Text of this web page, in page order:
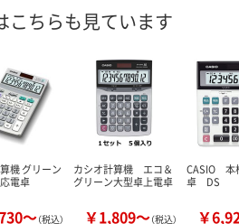
こちらも見ています
機 グリーン
電卓
～（税込）
カシオ計算機 エコ＆
グリーン大型卓上電卓
￥1,809～（税込）
CASIO 本
卓 DS
￥